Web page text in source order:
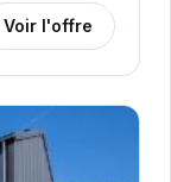
Voir l'offre